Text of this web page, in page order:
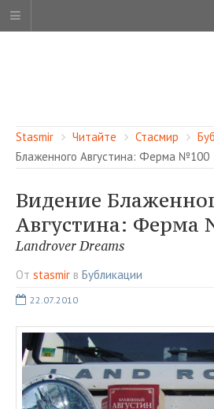
ОБ ЭТОМ САЙТЕ
АВТОРЫ
ЧИТАЙТЕ
СМОТРИТЕ
НАШИ УСЛУГИ
ТУРЫ В ИСЛАНДИЮ
ЗАКАЖИТЕ ТУР
ОТЗЫВЫ
Stasmir Читайте Стасмир
Блаженного Августина: Ферма №100
Видение
Августина: Ферма
Landrover Dreams
От stasmir в Бубликации
22.07.2010